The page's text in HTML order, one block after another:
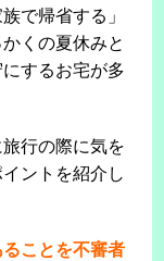
で帰省する」
くの夏休みと
するお宅が多
行の際に気を
ントを紹介し
ことを不審者